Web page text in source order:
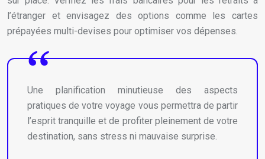
l’étranger et envisagez des options comme les cartes
prépayées multi-devises pour optimiser vos dépenses.
Une planification minutieuse des aspects
pratiques de votre voyage vous permettra de partir
l’esprit tranquille et de profiter pleinement de votre
destination, sans stress ni mauvaise surprise.